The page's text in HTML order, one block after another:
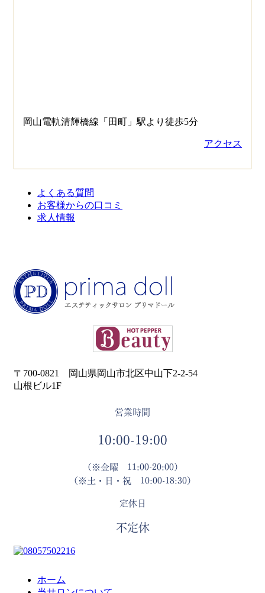
岡山電軌清輝橋線「田町」駅より徒歩5分
アクセス
よくある質問
お客様からの口コミ
求人情報
〒700-0821 岡山県岡山市北区中山下2-2-54
山根ビル1F
営業時間
10:00-19:00
（※金曜 11:00-20:00）
（※土・日・祝 10:00-18:30）
定休日
不定休
ホーム